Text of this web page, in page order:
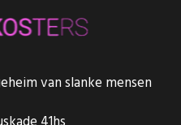
van slanke mensen